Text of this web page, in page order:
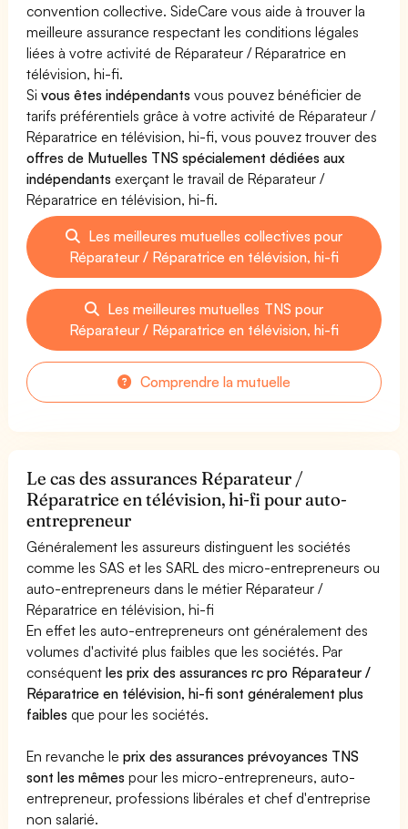
convention collective. SideCare vous aide à trouver la
meilleure assurance respectant les conditions légales
liées à votre activité de Réparateur / Réparatrice en
télévision, hi-fi.
Sivous êtes indépendants vous pouvez bénéficier de
tarifs préférentiels grâce à votre activité de Réparateur /
Réparatrice en télévision, hi-fi, vous pouvez trouver des
offres de Mutuelles TNS spécialement dédiées aux
indépendants exerçant le travail de Réparateur /
Réparatrice en télévision, hi-fi.
Les meilleures mutuelles collectives pour
Réparateur / Réparatrice en télévision, hi-fi
Les meilleures mutuelles TNS pour
Réparateur / Réparatrice en télévision, hi-fi
Comprendre la mutuelle
Le cas des assurances Réparateur /
Réparatrice en télévision, hi-fi pour auto-
entrepreneur
Généralement les assureurs distinguent les sociétés
comme les SAS et les SARL des micro-entrepreneurs ou
auto-entrepreneurs dans le métier Réparateur /
Réparatrice en télévision, hi-fi
En effet les auto-entrepreneurs ont généralement des
volumes d'activité plus faibles que les sociétés. Par
conséquentles prix des assurances rc pro Réparateur /
Réparatrice en télévision, hi-fi sont généralement plus
faibles que pour les sociétés.
En revanche leprix des assurances prévoyances TNS
sont les mêmes pour les micro-entrepreneurs, auto-
entrepreneur, professions libérales et chef d'entreprise
non salarié.